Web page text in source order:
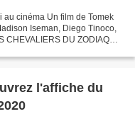
au cinéma Un film de Tomek
Iseman, Diego Tinoco,
DU ZODIAQUE
l'affiche du